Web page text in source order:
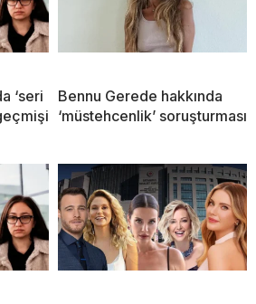
‘seri
Bennu Gerede hakkında
‘müstehcenlik’ soruşturması